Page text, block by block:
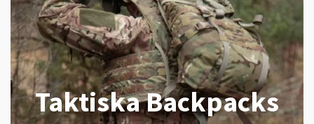
Taktiska Backpacks